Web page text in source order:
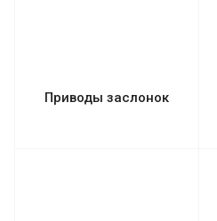
Приводы заслонок